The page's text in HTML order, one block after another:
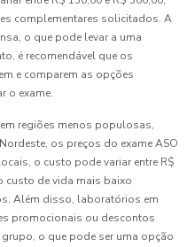
complementares solicitados. A
o que pode levar a uma
é recomendável que os
e comparem as opções
o exame.
regiões menos populosas,
os preços do exame ASO
o custo pode variar entre R$
custo de vida mais baixo
Além disso, laboratórios em
promocionais ou descontos
o que pode ser uma opção